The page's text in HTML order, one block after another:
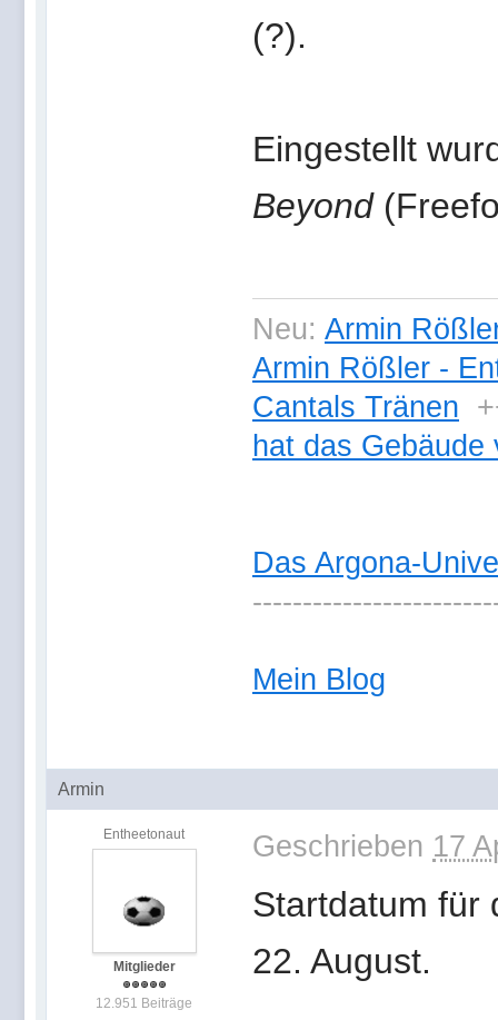
(?).
Eingestellt
Beyond
Neu: Armin
Armin Rößler -
Cantals Tränen
hat das Gebäude
Das Argona-
Mein Blog
Armin
Entheetonaut
Mitglieder
12.951 Beiträge
Geschrieben 17
Startdatum für
22. August.